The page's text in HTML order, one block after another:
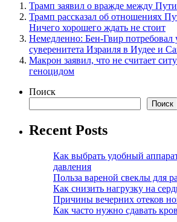
Трамп заявил о вражде между
Трамп рассказал об отношениях
Ничего хорошего ждать не стоит
Немедленно: Бен-Гвир потребовал
суверенитета Израиля в Иудее и
Макрон заявил, что не считает
геноцидом
Поиск
Поиск
Recent Posts
Как выбрать удобный
давления
Польза вареной свеклы для
Как снизить нагрузку на
Причины вечерних отеков
Как часто нужно сдавать